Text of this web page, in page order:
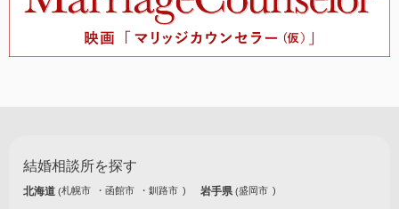
結婚相談所を探す
北海道 札幌市 函館市 釧路市 岩手県 盛岡市